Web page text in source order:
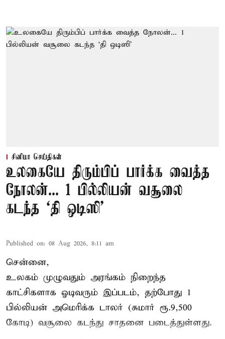
சினிமா செய்திகள்
உலகையே திரும்பிப் பார்க்க வைத்த
நோலன்... 1 பில்லியன் வசூலை
கடந்த ‘தி ஒடிஸி’
Published on: 08 Aug 2026, 8:11 am
சென்னை,
உலகம் முழுவதும் அரங்கம் நிறைந்த
காட்சிகளாக ஓடிவரும் இப்படம், தற்போது 1
பில்லியன் அமெரிக்க டாலர் (சுமார் ரூ.9,500
கோடி) வசூலை கடந்து சாதனை படைத்துள்ளது.